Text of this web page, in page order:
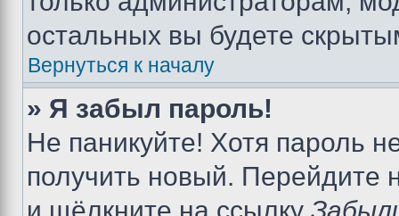
остальных вы будете
Вернуться к началу
» Я забыл пароль!
Не паникуйте! Хотя пароль
получить новый. Перейдите